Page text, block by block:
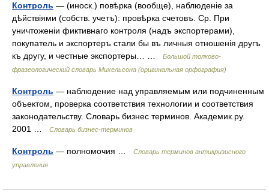
Контроль — (иноск.) повѣрка (вообще), наблюденіе за
дѣйствіями (собств. учетъ): провѣрка счетовъ. Ср. При
уничтоженіи фиктивнаго контроля (надъ экспортерами),
покупатель и экспортеръ стали бы въ личныя отношенія другъ
къ другу, и честные экспортеры… …
Большой толково-
фразеологический словарь Михельсона (оригинальная орфография)
Контроль — наблюдение над управляемым или подчиненным
объектом, проверка соответствия технологии и соответствия
законодательству. Словарь бизнес терминов. Академик.ру.
2001 …
Словарь бизнес-терминов
Контроль — полномочия …
Словарь терминов антикризисного
управления